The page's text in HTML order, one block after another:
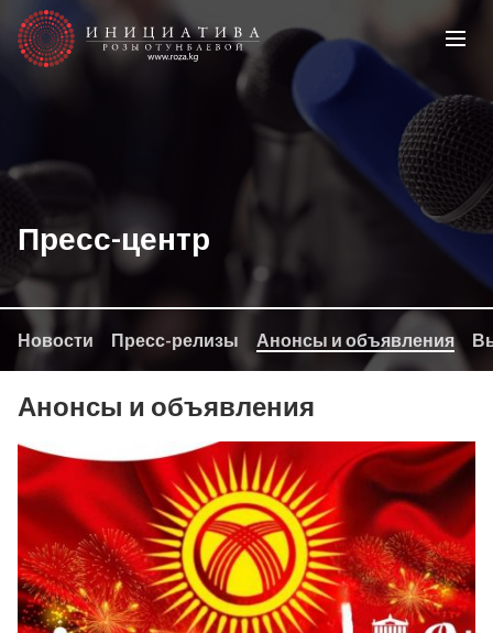
Пресс-центр
Новости Пресс-релизы Анонсы и объявления
Анонсы и объявления